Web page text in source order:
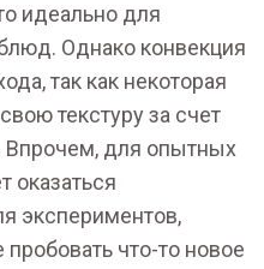
идеально для
Однако конвекция
так как некоторая
текстуру за счет
для опытных
оказаться
экспериментов,
что-то новое